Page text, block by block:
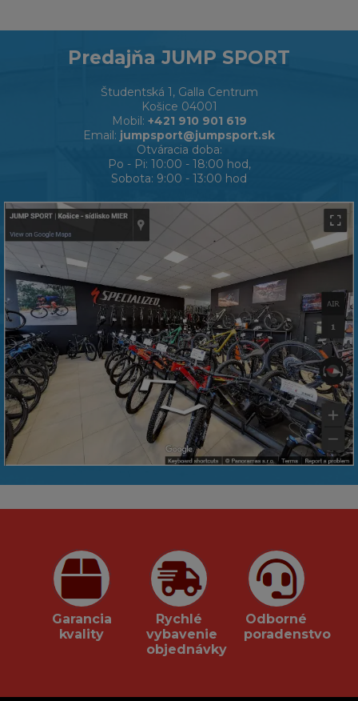
Predajňa JUMP SPORT
Študentská 1, Galla Centrum
Košice 04001
Mobil: +421 910 901 619
Email: jumpsport@jumpsport.sk
Otváracia doba:
Po - Pi: 10:00 - 18:00 hod,
Sobota: 9:00 - 13:00 hod
Garancia
kvality
Rychlé
vybavenie
objednávky
Odborné
poradenstvo